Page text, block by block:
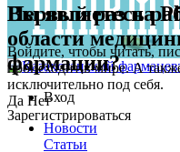
Первый раз на
Войдите, чтобы читать,
происходит в мире. А
исключительно под себя.
Зарегистрироваться
Вы являетесь
области
фармации?
Да НетВход
Новости
Статьи